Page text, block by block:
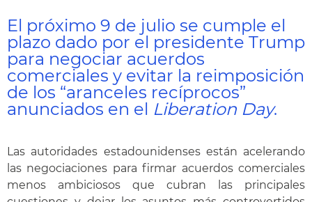
El próximo 9 de julio se cumple el
plazo dado por el presidente Trump
para negociar acuerdos
comerciales y evitar la reimposición
de los “aranceles recíprocos”
anunciados en el Liberation Day.
Las autoridades estadounidenses están acelerando
las negociaciones para firmar acuerdos comerciales
menos ambiciosos que cubran las principales